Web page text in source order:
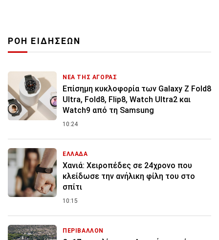
ΡΟΗ ΕΙΔΗΣΕΩΝ
ΝΕΑ ΤΗΣ ΑΓΟΡΑΣ
Επίσημη κυκλοφορία των Galaxy Z Fold8
Ultra, Fold8, Flip8, Watch Ultra2 και
Watch9 από τη Samsung
10:24
ΕΛΛΑΔΑ
Χανιά: Χειροπέδες σε 24χρονο που
κλείδωσε την ανήλικη φίλη του στο
σπίτι
10:15
ΠΕΡΙΒΑΛΛΟΝ